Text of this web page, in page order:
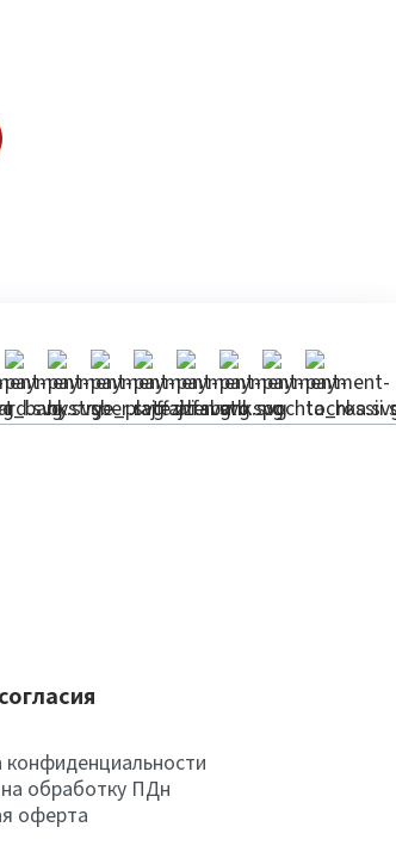
конфиденциальности
на обработку ПДн
оферта